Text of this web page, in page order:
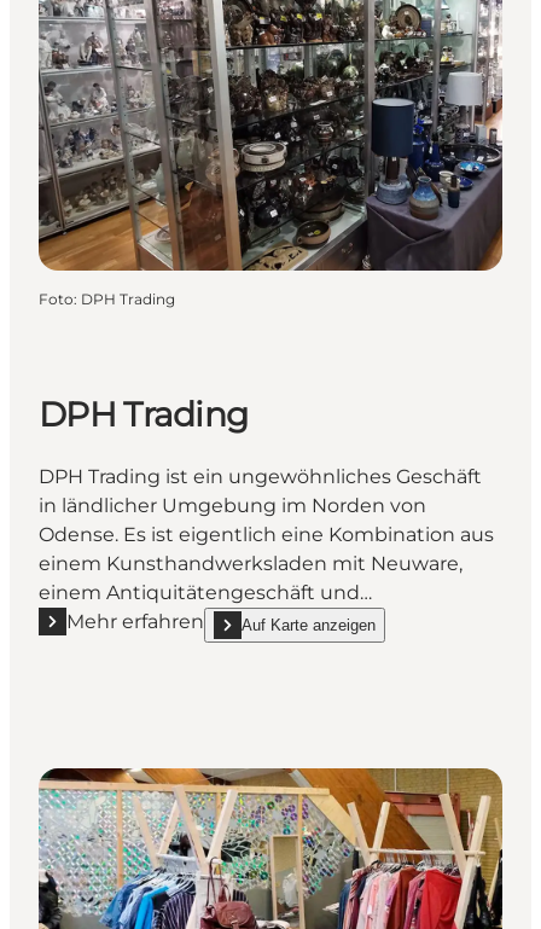
Foto: DPH Trading
DPH Trading
DPH Trading ist ein ungewöhnliches Geschäft
in ländlicher Umgebung im Norden von
Odense. Es ist eigentlich eine Kombination aus
einem Kunsthandwerksladen mit Neuware,
einem Antiquitätengeschäft und…
Mehr erfahren
Mehr erfahren "DPH Trading"
Auf Karte anzeigen
show DPH Trading on_map